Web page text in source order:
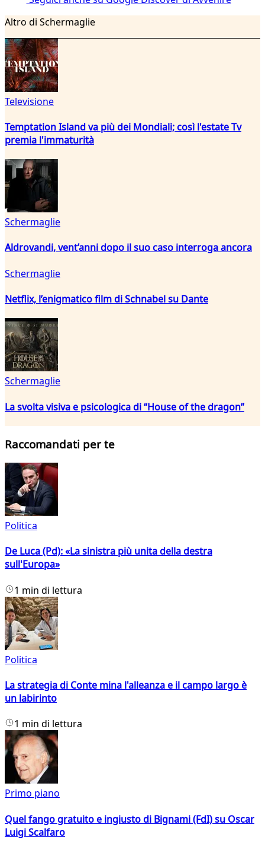
Altro di Schermaglie
Televisione
Temptation Island va più dei Mondiali; così l'estate Tv
premia l'immaturità
Schermaglie
Aldrovandi, vent’anni dopo il suo caso interroga ancora
Schermaglie
Netflix, l’enigmatico film di Schnabel su Dante
Schermaglie
La svolta visiva e psicologica di “House of the dragon”
Raccomandati per te
Politica
De Luca (Pd): «La sinistra più unita della destra
sull'Europa»
1 min di lettura
Politica
La strategia di Conte mina l'alleanza e il campo largo è
un labirinto
1 min di lettura
Primo piano
Quel fango gratuito e ingiusto di Bignami (FdI) su Oscar
Luigi Scalfaro